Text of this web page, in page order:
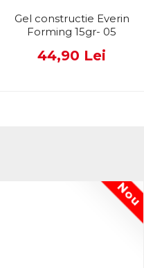
Gel constructie Everin
Forming 15gr- 05
44,90 Lei
Nou